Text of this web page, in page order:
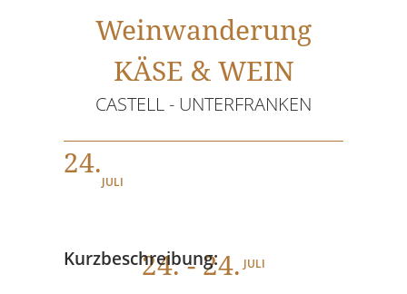
Weinwanderung
KÄSE & WEIN
CASTELL - UNTERFRANKEN
24.
JULI
24. - 24. JULI
Kurzbeschreibung: